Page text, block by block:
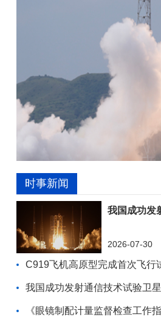
时事新闻
我国成功发
2026-07-30
C919飞机高原型完成首次飞行